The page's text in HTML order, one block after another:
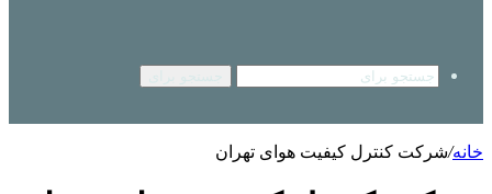
خانه/شرکت کنترل کیفیت هوای تهران